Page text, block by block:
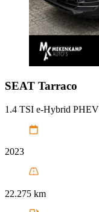
SEAT Tarraco
1.4 TSI e-Hybrid
2023
22.275 km